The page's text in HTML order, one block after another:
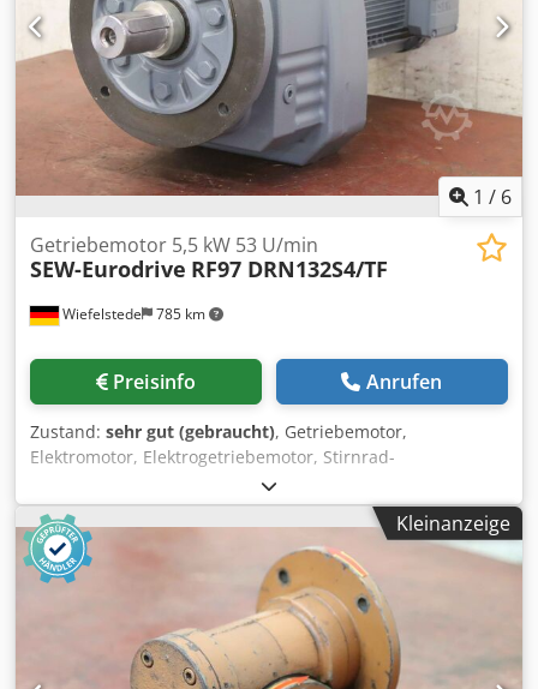
1 / 6
Wiefelstede 785 km
Getriebemotor 5,5 kW 53 U/min
SEW-Eurodrive RF97 DRN132S4/TF
Preisinfo Anrufen
Zustand: sehr gut (gebraucht), Getriebemotor,
Elektromotor, Elektrogetriebemotor, Stirnrad-
Getriebemotor -Zustand: ungebraucht -Hersteller: SEW-
Eurodrive, Stirnrad-Getriebemotor -Typ: RF97 DRN132S4/TF
i 27,58 -Drehzahl: 53 U/min -Leistung: 5,5 kW Dcedpfx Acot
Uluyj Hjk -Welle: Ø 60 x 90 mm -Schutzart: IP54 -Anzahl: 2
Stück vorhanden -Preis: pro Stück -Abmessungen:
860/350/H410 mm -Gewicht: 170 kg/St.
Kleinanzeige